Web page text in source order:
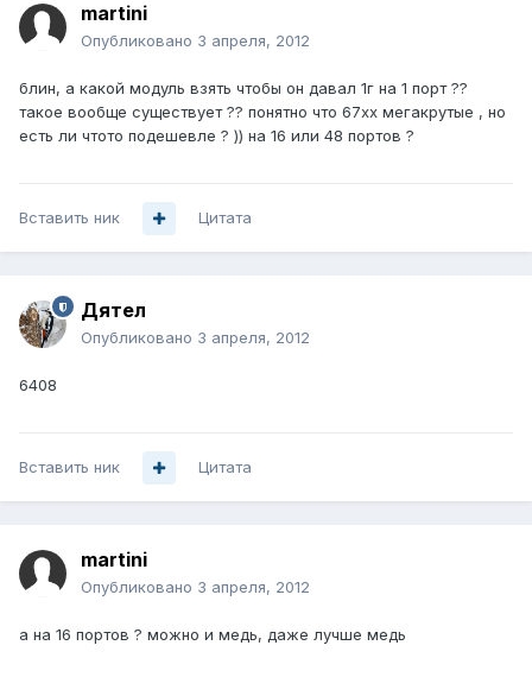
martini
Опубликовано 3 апреля, 2012
блин, а какой модуль взять чтобы он давал 1г на 1 порт ??
такое вообще существует ?? понятно что 67хх мегакрутые , но
есть ли чтото подешевле ? )) на 16 или 48 портов ?
Вставить ник Цитата
Дятел
Опубликовано 3 апреля, 2012
6408
Вставить ник Цитата
martini
Опубликовано 3 апреля, 2012
а на 16 портов ? можно и медь, даже лучше медь